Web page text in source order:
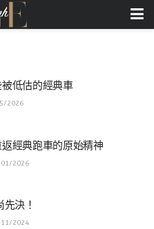
低估的經典車
2026
返經典跑車的原始精神
2026
決！
2024